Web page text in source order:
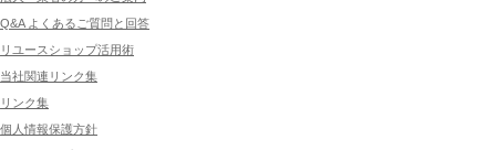
Q&A よくあるご質問と回答
リユースショップ活用術
当社関連リンク集
リンク集
個人情報保護方針